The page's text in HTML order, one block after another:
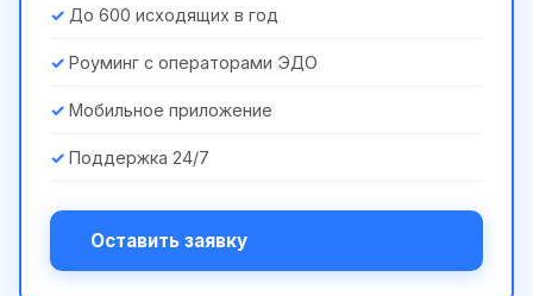
До 600 исходящих в год
Роуминг с операторами ЭДО
Мобильное приложение
Поддержка 24/7
Оставить заявку